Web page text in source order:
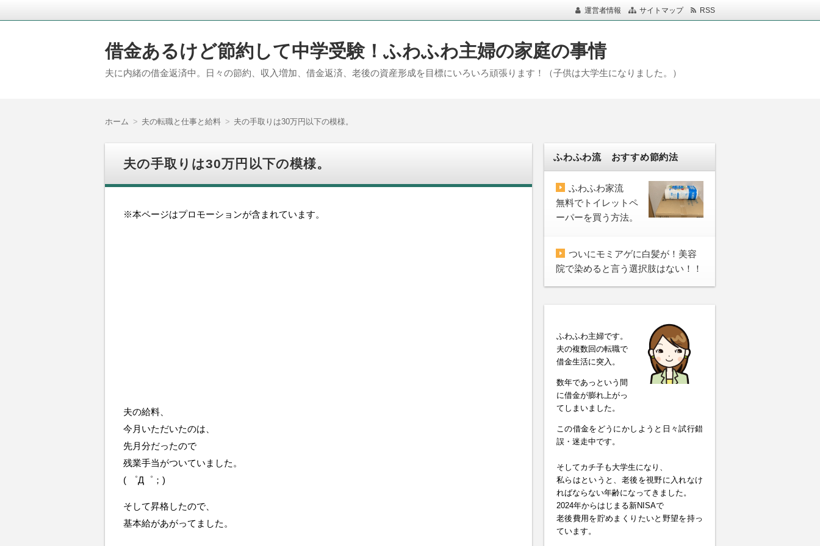
運営者情報 サイトマップ RSS
借金あるけど節約して中学受験！ふわふわ主婦の家庭の事情
夫に内緒の借金返済中。日々の節約、収入増加、借金返済、老後の資産形成を目標にいろいろ頑張ります！（子供は大学生になりました。）
ホーム 夫の転職と仕事と給料 夫の手取りは30万円以下の模様。
夫の手取りは30万円以下の模様。
※本ページはプロモーションが含まれています。
夫の給料、
今月いただいたのは、
先月分だったので
残業手当がついていました。
( ゜Д゜；)
そして昇格したので、
基本給があがってました。
ふわふわ流 おすすめ節約法
ふわふわ家流
無料でトイレットペ
ーパーを買う方法。
ついにモミアゲに白髪が！美容
院で染めると言う選択肢はない！！
ふわふわ主婦です。
夫の複数回の転職で
借金生活に突入。
数年であっという間
に借金が膨れ上がっ
てしまいました。
この借金をどうにかしようと日々試行錯
誤・迷走中です。
そしてカチ子も大学生になり、
私らはというと、老後を視野に入れなけ
ればならない年齢になってきました。
2024年からはじまる新NISAで
老後費用を貯めまくりたいと野望を持っ
ています。